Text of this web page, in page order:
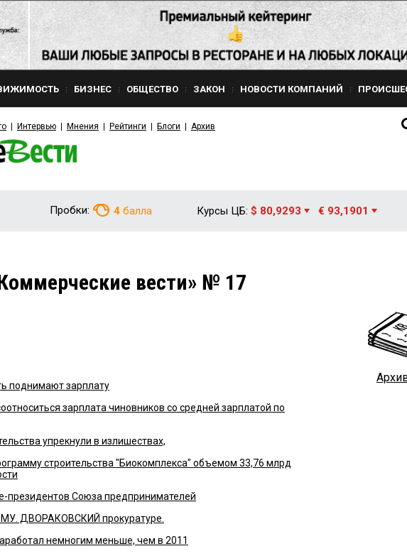
БИЗНЕС ОБЩЕСТВО ЗАКОН НОВОСТИ КОМПАНИЙ
Интервью Мнения Рейтинги Блоги Архив
Пробки: 4 балла Курсы ЦБ: $ 80,9293 € 93,1901
вести» № 17
поднимают зарплату
зарплата чиновников со средней зарплатой по
упрекнули в излишествах,
строительства "Биокомплекса" объемом 33,76 млрд
Союза предпринимателей
ДВОРАКОВСКИЙ прокуратуре.
немногим меньше, чем в 2011